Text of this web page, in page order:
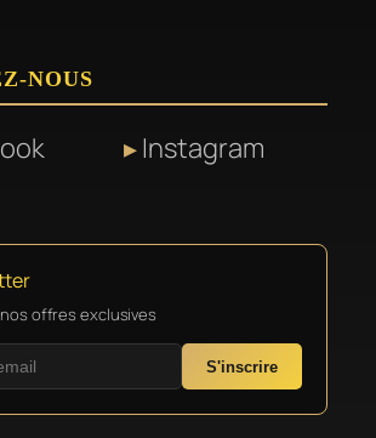
NOUS
Instagram
offres exclusives
S'inscrire